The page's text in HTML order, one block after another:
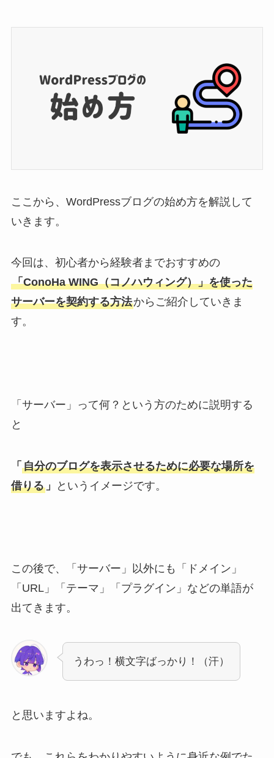
ここから、WordPressブログの始め方を解説して
いきます。
今回は、初心者から経験者までおすすめの
「ConoHa WING（コノハウィング）」を使った
サーバーを契約する方法からご紹介していきま
す。
「サーバー」って何？という方のために説明する
と
「 自分のブログを表示させるために必要な場所を
借りる」 というイメージです。
この後で、「サーバー」以外にも「ドメイン」
「URL」「テーマ」「プラグイン」などの単語が
出てきます。
うわっ！横文字ばっかり！（汗）
と思いますよね。